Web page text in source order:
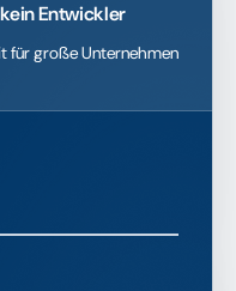
Entwickler
für große Unternehmen